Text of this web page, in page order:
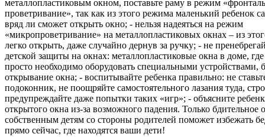
металлопластиковым окном, поставьте раму в режим
проветривание», так как из этого режима маленький ребенок
вряд ли сможет открыть окно; - нельзя надеяться на режим
«микропроветривание» на металлопластиковых окнах – из
легко открыть, даже случайно дернув за ручку; - не
детской защиты на окнах: металлопластиковые окна в доме, где
просто необходимо оборудовать специальными
открывание окна; - воспитывайте ребенка правильно: не
подоконник, не поощряйте самостоятельного лазания туда,
предупреждайте даже попытки таких «игр»; - объясните
открытого окна из-за возможного падения. Только бдительное
собственным детям со стороны родителей поможет избежать
прямо сейчас, где находятся ваши дети!